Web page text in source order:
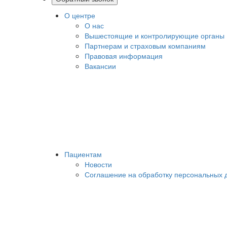
О центре
О нас
Вышестоящие и контролирующие органы
Партнерам и страховым компаниям
Правовая информация
Вакансии
Пациентам
Новости
Соглашение на обработку персональных